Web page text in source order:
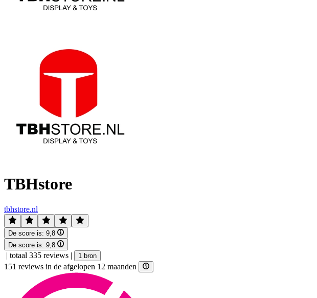
TBHstore
tbhstore.nl
De score is: 9,8
De score is: 9,8
| totaal 335 reviews | 1 bron
151 reviews in de afgelopen 12 maanden